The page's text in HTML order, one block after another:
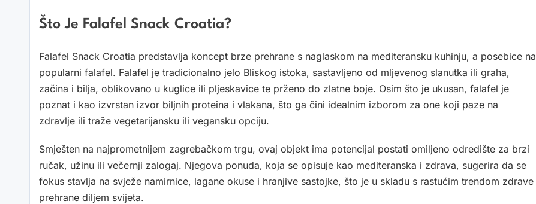
Što Je Falafel Snack Croatia?
Falafel Snack Croatia predstavlja koncept brze prehrane s naglaskom na mediteransku kuhinju, a posebice na
popularni falafel. Falafel je tradicionalno jelo Bliskog istoka, sastavljeno od mljevenog slanutka ili graha,
začina i bilja, oblikovano u kuglice ili pljeskavice te prženo do zlatne boje. Osim što je ukusan, falafel je
poznat i kao izvrstan izvor biljnih proteina i vlakana, što ga čini idealnim izborom za one koji paze na
zdravlje ili traže vegetarijansku ili vegansku opciju.
Smješten na najprometnijem zagrebačkom trgu, ovaj objekt ima potencijal postati omiljeno odredište za brzi
ručak, užinu ili večernji zalogaj. Njegova ponuda, koja se opisuje kao mediteranska i zdrava, sugerira da se
fokus stavlja na svježe namirnice, lagane okuse i hranjive sastojke, što je u skladu s rastućim trendom zdrave
prehrane diljem svijeta.